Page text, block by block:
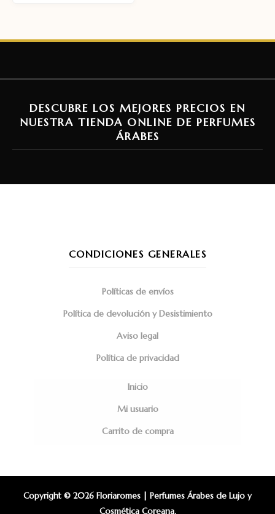
DESCUBRE LOS MEJORES PRECIOS EN
NUESTRA TIENDA ONLINE DE PERFUMES
ÁRABES
CONDICIONES GENERALES
Políticas de envíos
Política de devolución y Desistimiento
Aviso legal
Política de privacidad
Inicio
Mi usuario
Carrito de compra
Copyright © 2026 Floriaromes | Perfumes Árabes de Lujo y
Cosmética Coreana.